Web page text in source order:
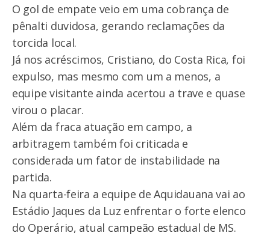
O gol de empate veio em uma cobrança de
pênalti duvidosa, gerando reclamações da
torcida local.
Já nos acréscimos, Cristiano, do Costa Rica, foi
expulso, mas mesmo com um a menos, a
equipe visitante ainda acertou a trave e quase
virou o placar.
Além da fraca atuação em campo, a
arbitragem também foi criticada e
considerada um fator de instabilidade na
partida.
Na quarta-feira a equipe de Aquidauana vai ao
Estádio Jaques da Luz enfrentar o forte elenco
do Operário, atual campeão estadual de MS.